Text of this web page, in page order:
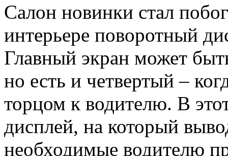
Салон новинки стал
интерьере поворотный
Главный экран может
но есть и четвертый –
торцом к водителю. В
дисплей, на который
необходимые водителю